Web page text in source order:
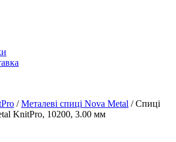
/Металеві спиці Nova Metal / Спиці
KnitPro, 10200, 3.00 мм